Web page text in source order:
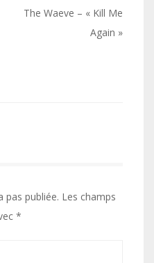
The Waeve – « Kill Me
Again »
pas publiée. Les champs
*